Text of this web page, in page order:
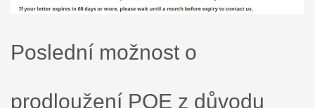
Poslední možnost o
prodloužení POE z důvodu